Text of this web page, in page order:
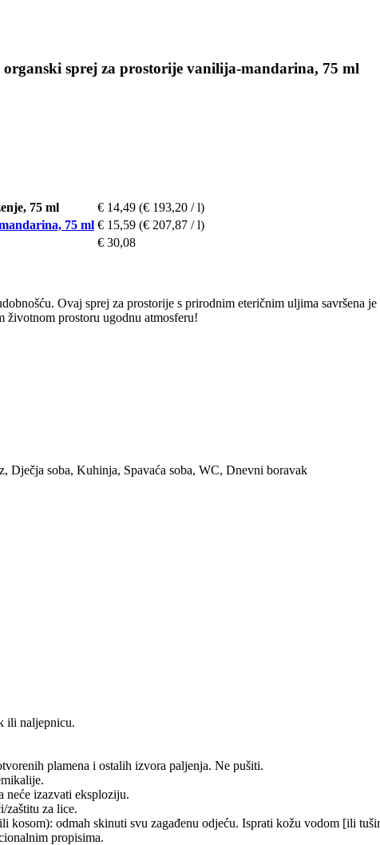
organski sprej za prostorije vanilija-mandarina, 75 ml
75 ml € 14,49 (€ 193,20 / l)
75 ml € 15,59 (€ 207,87 / l)
€ 30,08
Ovaj sprej za prostorije s prirodnim eteričnim uljima savršena
životnom prostoru ugodnu atmosferu!
Dječja soba, Kuhinja, Spavaća soba, WC, Dnevni boravak
ili naljepnicu.
plamena i ostalih izvora paljenja. Ne pušiti.
neće izazvati eksploziju.
zaštitu za lice.
odmah skinuti svu zagađenu odjeću. Isprati kožu vodom [ili
propisima.